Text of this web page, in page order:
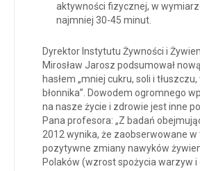
aktywności fizycznej, w
najmniej 30-45 minut.
Dyrektor Instytutu Żywności i
Mirosław Jarosz podsumował
hasłem „mniej cukru, soli i tłuszczu,
błonnika”. Dowodem ogromnego
na nasze życie i zdrowie jest inne
Pana profesora: „Z badań
2012 wynika, że zaobserwowane
pozytywne zmiany nawyków
Polaków (wzrost spożycia warzyw i